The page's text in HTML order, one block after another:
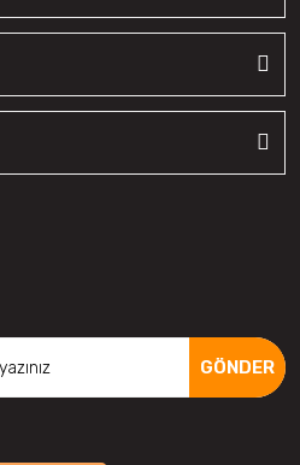
GÖNDER